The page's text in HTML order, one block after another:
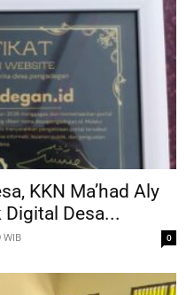
KKN Ma’had Aly
Desa...
WIB 0